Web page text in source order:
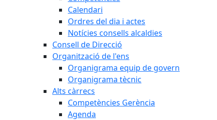
Calendari
Ordres del dia i actes
Notícies consells alcaldies
Consell de Direcció
Organització de l'ens
Organigrama equip de govern
Organigrama tècnic
Alts càrrecs
Competències Gerència
Agenda